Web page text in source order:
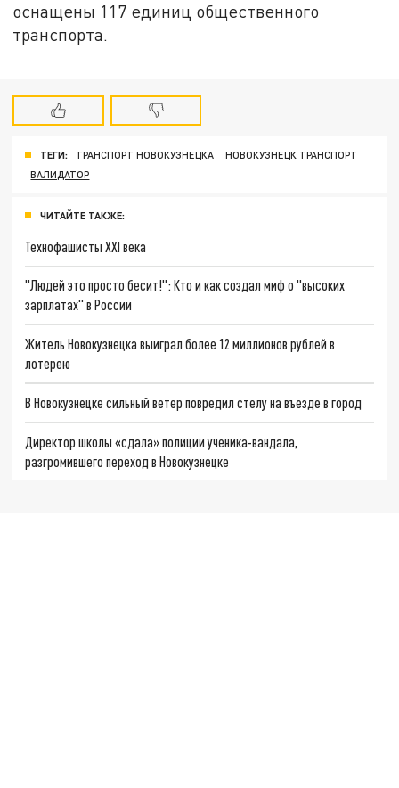
оснащены 117 единиц общественного
транспорта.
ТЕГИ: ТРАНСПОРТ НОВОКУЗНЕЦКА
НОВОКУЗНЕЦК ТРАНСПОРТ
ВАЛИДАТОР
ЧИТАЙТЕ ТАКЖЕ:
Технофашисты XXI века
"Людей это просто бесит!": Кто и как создал миф о "высоких
зарплатах" в России
Житель Новокузнецка выиграл более 12 миллионов рублей в
лотерею
В Новокузнецке сильный ветер повредил стелу на въезде в город
Директор школы «сдала» полиции ученика-вандала,
разгромившего переход в Новокузнецке